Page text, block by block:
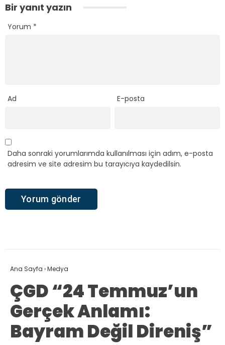
Bir yanıt yazın
Yorum *
Ad E-posta
Daha sonraki yorumlarımda kullanılması için adım, e-posta
adresim ve site adresim bu tarayıcıya kaydedilsin.
Ana Sayfa ›Medya
ÇGD “24 Temmuz’un
Gerçek Anlamı:
Bayram Değil Direniş”